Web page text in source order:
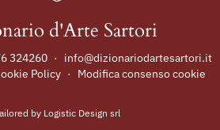
d'Arte Sartori
324260 ·
info@dizionariodartesartori.it
Policy · Modifica consenso cookie
by Logistic Design srl